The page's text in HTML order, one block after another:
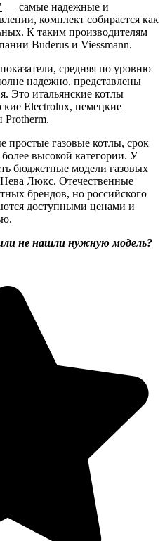
— самые надежные и
комплект собирается как
К таким производителям
Buderus и Viessmann.
средняя по уровню
надежно, представлены
Это итальянские котлы
Electrolux, немецкие
Protherm.
газовые котлы, срок
высокой категории. У
бюджетные модели газовых
Люкс. Отечественные
брендов, но российского
доступными ценами и
не нашли нужную модель?